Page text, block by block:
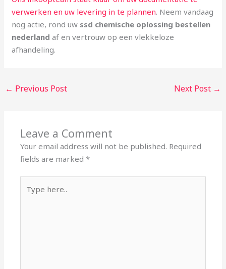
verwerken en uw levering in te plannen. Neem vandaag
nog actie, rond uw ssd chemische oplossing bestellen
nederland af en vertrouw op een vlekkeloze
afhandeling.
← Previous Post Next Post →
Leave a Comment
Your email address will not be published. Required
fields are marked*
here..